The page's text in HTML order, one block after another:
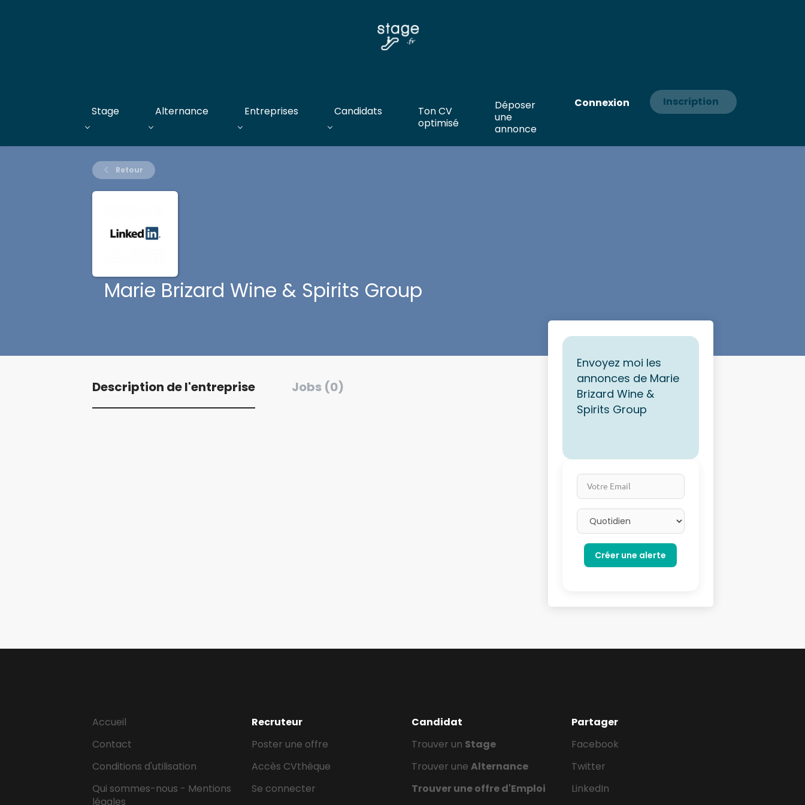
Connexion Inscription
Stage Alternance Entreprises Candidats
Ton CV
optimisé
Déposer
une
annonce
Retour
Marie Brizard Wine & Spirits Group
Description de l'entreprise Jobs (0)
Envoyez moi les
annonces de Marie
Brizard Wine &
Spirits Group
Votre Email
Email frequency
Accueil
Contact
Conditions d'utilisation
Qui sommes-nous - Mentions
légales
Recruteur
Poster une offre
Accès CVthèque
Se connecter
Candidat
Trouver un Stage
Trouver une Alternance
Trouver une offre d'Emploi
Partager
Facebook
Twitter
LinkedIn